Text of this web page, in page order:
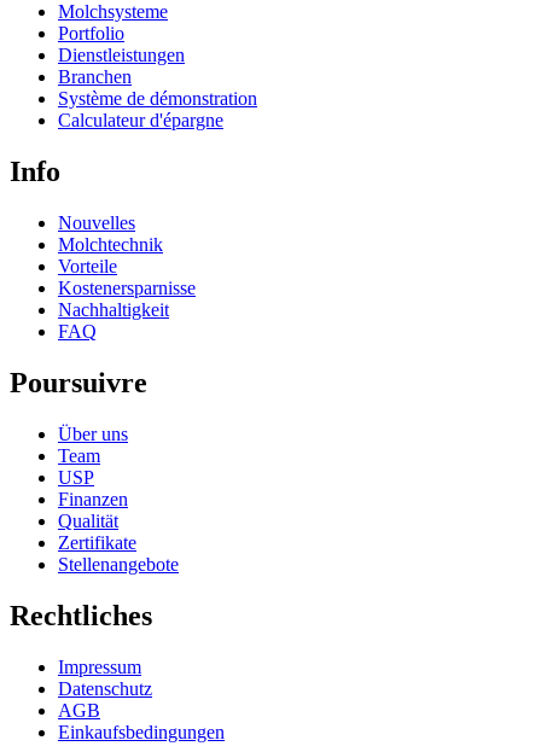
Molchsysteme
Portfolio
Dienstleistungen
Branchen
Système de démonstration
Calculateur d'épargne
Info
Nouvelles
Molchtechnik
Vorteile
Kostenersparnisse
Nachhaltigkeit
FAQ
Poursuivre
Über uns
Team
USP
Finanzen
Qualität
Zertifikate
Stellenangebote
Rechtliches
Impressum
Datenschutz
AGB
Einkaufsbedingungen